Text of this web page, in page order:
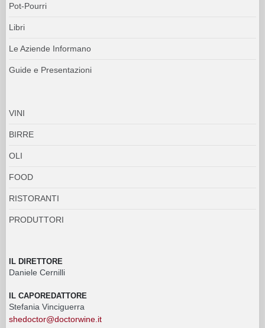
Pot-Pourri
Libri
Le Aziende Informano
Guide e Presentazioni
VINI
BIRRE
OLI
FOOD
RISTORANTI
PRODUTTORI
IL DIRETTORE
Daniele Cernilli
IL CAPOREDATTORE
Stefania Vinciguerra
shedoctor@doctorwine.it